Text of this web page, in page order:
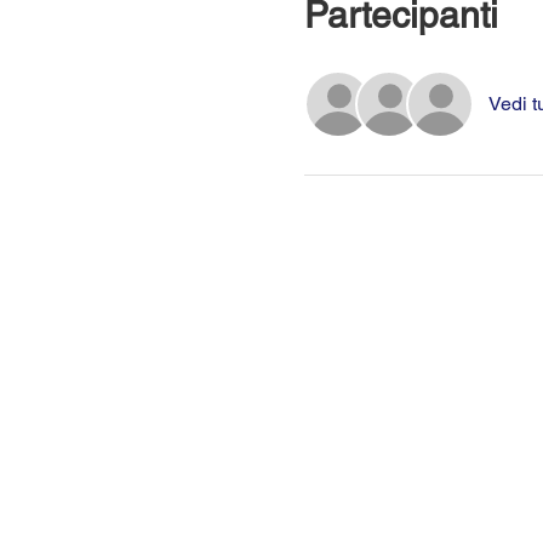
Partecipanti
Vedi